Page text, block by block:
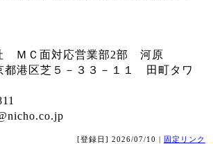
ＭＣ面対応営業部2部 河原
港区芝５－３３－１１ 田町タワ
[登録日] 2026/07/10 | 固定リンク